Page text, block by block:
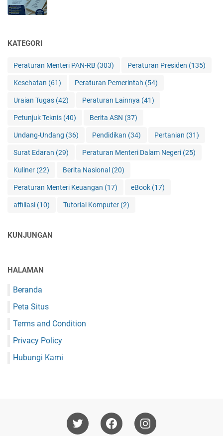
KATEGORI
Peraturan Menteri PAN-RB (303) Peraturan Presiden (135)
Kesehatan (61) Peraturan Pemerintah (54)
Uraian Tugas (42) Peraturan Lainnya (41)
Petunjuk Teknis (40) Berita ASN (37)
Undang-Undang (36) Pendidikan (34) Pertanian (31)
Surat Edaran (29) Peraturan Menteri Dalam Negeri (25)
Kuliner (22) Berita Nasional (20)
Peraturan Menteri Keuangan (17) eBook (17)
affiliasi (10) Tutorial Komputer (2)
KUNJUNGAN
HALAMAN
Beranda
Peta Situs
Terms and Condition
Privacy Policy
Hubungi Kami